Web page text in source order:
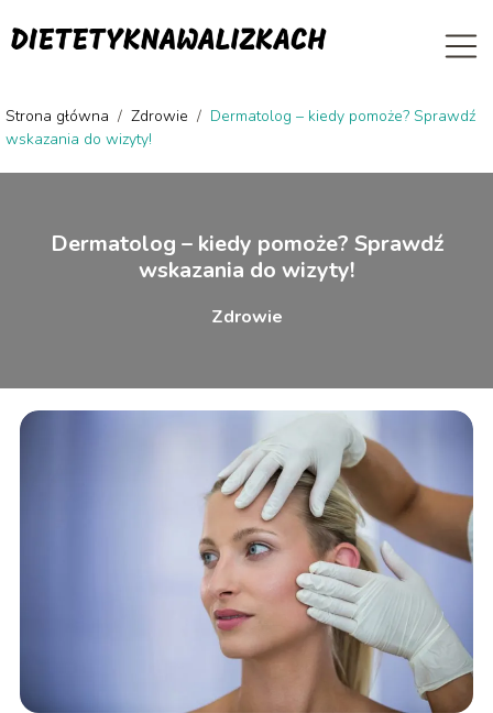
Strona główna / Zdrowie / Dermatolog – kiedy pomoże? Sprawdź
wskazania do wizyty!
Dermatolog – kiedy pomoże? Sprawdź
wskazania do wizyty!
Zdrowie